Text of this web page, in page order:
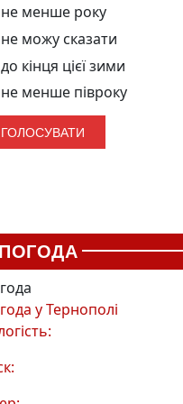
не менше року
не можу сказати
до кінця цієї зими
не менше півроку
ПОГОДА
уТернополі